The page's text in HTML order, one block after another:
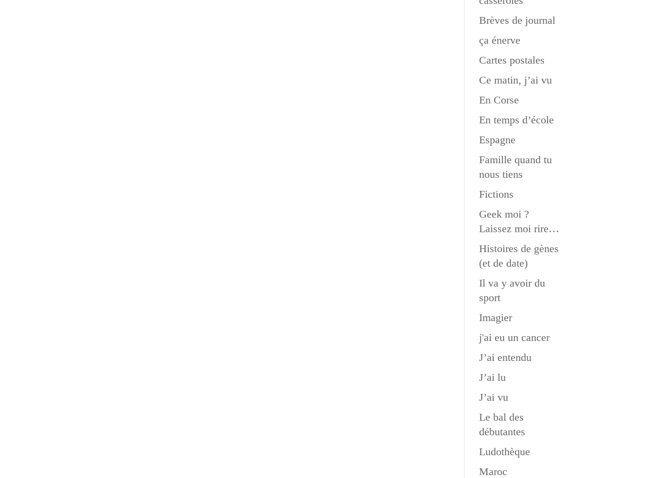
Brèves de journal
ça énerve
Cartes postales
Ce matin, j’ai vu
En Corse
En temps d’école
Espagne
Famille quand tu
nous tiens
Fictions
Geek moi ?
Laissez moi rire…
Histoires de gènes
(et de date)
Il va y avoir du
sport
Imagier
j'ai eu un cancer
J’ai entendu
J’ai lu
J’ai vu
Le bal des
débutantes
Ludothèque
Maroc